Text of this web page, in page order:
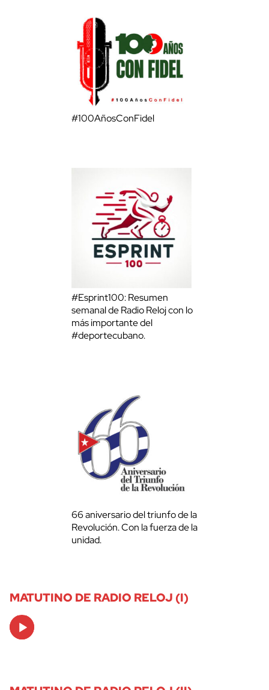
#100AñosConFidel
#Esprint100: Resumen
semanal de Radio Reloj con lo
más importante del
#deportecubano.
66 aniversario del triunfo de la
Revolución. Con la fuerza de la
unidad.
MATUTINO DE RADIO RELOJ (I)
Audio
Player